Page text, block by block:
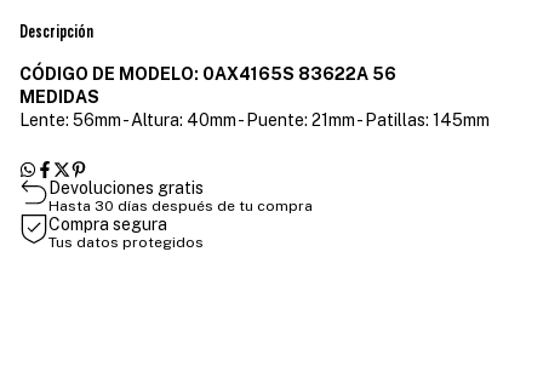
Descripción
CÓDIGO DE MODELO: 0AX4165S 83622A 56
MEDIDAS
Lente: 56mm - Altura: 40mm - Puente: 21mm - Patillas: 145mm
Devoluciones gratis
Hasta 30 días después de tu compra
Compra segura
Tus datos protegidos